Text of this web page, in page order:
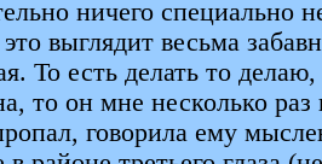
ничего специально
выглядит весьма
То есть делать то
то он мне несколько
говорила ему